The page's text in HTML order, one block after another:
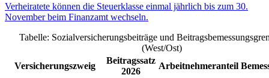
Verheiratete können die Steuerklasse einmal jährlich bis zum 30.
November beim Finanzamt wechseln.
Tabelle: Sozialversicherungsbeiträge und
(West/Ost)
Versicherungszweig
Beitragssatz
2026
Arbeitnehmeranteil